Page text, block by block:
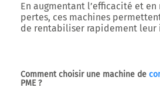
En augmentant l’efficacité et
pertes, ces machines
de rentabiliser rapidement leur
Comment choisir une machine de
PME ?